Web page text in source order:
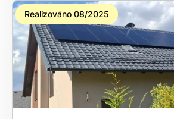
Realizováno 08/2025